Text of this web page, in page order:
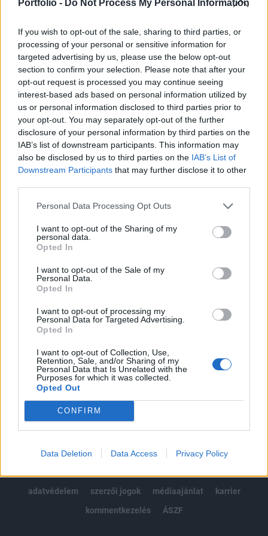
Portfolio - Do Not Process My Personal Information
If you wish to opt-out of the sale, sharing to third parties, or
processing of your personal or sensitive information for
targeted advertising by us, please use the below opt-out
section to confirm your selection. Please note that after your
opt-out request is processed you may continue seeing
interest-based ads based on personal information utilized by
us or personal information disclosed to third parties prior to
your opt-out. You may separately opt-out of the further
disclosure of your personal information by third parties on the
IAB’s list of downstream participants. This information may
also be disclosed by us to third parties on the IAB’s List of
Downstream Participants that may further disclose it to other
Personal Data Processing Opt Outs
I want to opt-out of the Sharing of my
personal data.
Opted In
I want to opt-out of the Sale of my
Personal Data.
Opted In
I want to opt-out of processing my
Personal Data for Targeted Advertising.
Opted In
I want to opt-out of Collection, Use,
Retention, Sale, and/or Sharing of my
Personal Data that Is Unrelated with the
Purposes for which it was collected.
Opted Out
CONFIRM
Data Deletion Data Access Privacy Policy
Ahogy arról már beszámoltunk, az Egyesült Államok
óvatosságra intett az orosz ígéretekkel szemben, miután
Oroszország közölte, hogy drasztikusan csökkenteni fogja
a Kijevben és Csernyihivben végrehajtott támadásokat.
Most Joe Biden amerikai elnök is beállt az óvatosságra
intők sorába, mondván: Semmit nem képzelek ebbe bele,
amíg nem látom, hogy milyen lépéseket tesznek....
KEDVES OLVASÓNK!
A keresett cikk a portfolio.hu hírarchívumához
tartozik, melynek olvasása előfizetéses
Az előfizetés a következőket tartalmazza:
Kötéslisták: BÉT elmúlt 2 év napon belüli
kötéslistái
Előfizetés
MÁR ELŐFIZETŐNK VAGY?BEJELENTKEZÉS
© 2026 Portfolio
adatvédelem
szerzői jogok médiaajánlat
karrier
kommentkezelés
ÁSZF